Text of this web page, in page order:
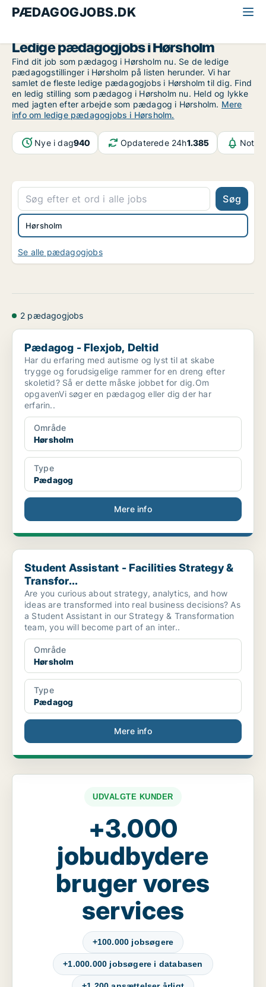
PÆDAGOGJOBS.DK
Ledige pædagogjobs i Hørsholm
Find dit job som pædagog i Hørsholm nu. Se de ledige
pædagogstillinger i Hørsholm på listen herunder. Vi har
samlet de fleste ledige pædagogjobs i Hørsholm til dig. Find
en ledig stilling som pædagog i Hørsholm nu. Held og lykke
med jagten efter arbejde som pædagog i Hørsholm. Mere
info om ledige pædagogjobs i Hørsholm.
Nye i dag940 Opdaterede 24h1.385
Søg
Hørsholm
Se alle pædagogjobs
2 pædagogjobs
Pædagog - Flexjob, Deltid
Pædagog - Flexjob, Deltid
Har du erfaring med autisme og lyst til at skabe
trygge og forudsigelige rammer for en dreng efter
skoletid? Så er dette måske jobbet for dig.Om
opgavenVi søger en pædagog eller dig der har
erfarin..
Område
Hørsholm
Type
Pædagog
Mere info
Student Assistant - Facilities Strategy & Transfor...
Student Assistant - Facilities Strategy &
Transfor...
Are you curious about strategy, analytics, and how
ideas are transformed into real business decisions? As
a Student Assistant in our Strategy & Transformation
team, you will become part of an inter..
Område
Hørsholm
Type
Pædagog
Mere info
UDVALGTE KUNDER
+3.000
jobudbydere
bruger vores
services
+100.000 jobsøgere
+1.000.000 jobsøgere i databasen